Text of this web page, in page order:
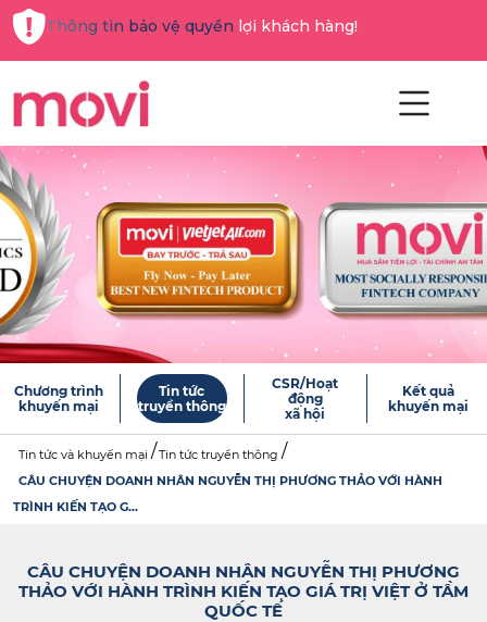
Thông tin bảo vệ quyền lợi khách hàng!
Chương trình
khuyến mại
Tin tức
truyền thông
CSR/Hoạt
động
xã hội
Kết quả
khuyến mại
Tin tức và khuyến mại
Tin tức truyền thông
CÂU CHUYỆN DOANH NHÂN NGUYỄN THỊ PHƯƠNG THẢO VỚI HÀNH
TRÌNH KIẾN TẠO G...
CÂU CHUYỆN DOANH NHÂN NGUYỄN THỊ PHƯƠNG
THẢO VỚI HÀNH TRÌNH KIẾN TẠO GIÁ TRỊ VIỆT Ở TẦM
QUỐC TẾ